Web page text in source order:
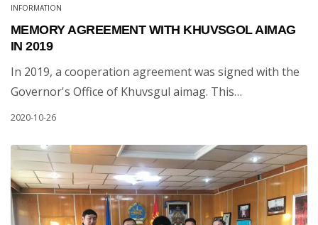
INFORMATION
MEMORY AGREEMENT WITH KHUVSGOL AIMAG
IN 2019
In 2019, a cooperation agreement was signed with the
Governor's Office of Khuvsgul aimag. This…
2020-10-26